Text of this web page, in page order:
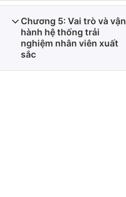
Chương 5: Vai trò và vận
hành hệ thống trải
nghiệm nhân viên xuất
sắc
THÔNG TIN VỀ CHÍNH SÁCH